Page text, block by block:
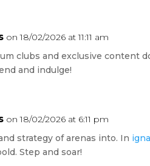
on 18/02/2026 at 11:11 am
clubs and exclusive content
and indulge!
on 18/02/2026 at 6:11 pm
strategy of arenas into. In
Step and soar!